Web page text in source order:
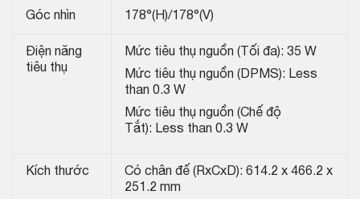
Góc nhìn 178°(H)/178°(V)
Điện năng
tiêu thụ
Mức tiêu thụ nguồn (Tối đa): 35 W
Mức tiêu thụ nguồn (DPMS): Less
than 0.3 W
Mức tiêu thụ nguồn (Chế độ
Tắt): Less than 0.3 W
Kích thước
Có chân đế (RxCxD): 614.2 x 466.2 x
251.2 mm